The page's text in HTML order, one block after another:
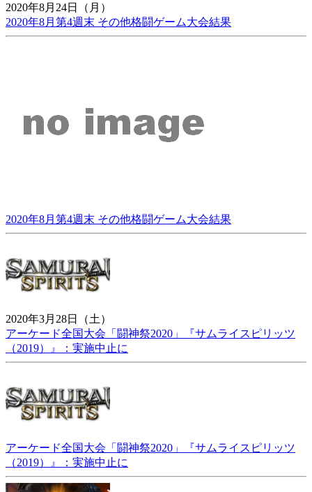
2020年8月24日（月）
2020年8月第4週末 その他格闘ゲーム大会結果
2020年8月第4週末 その他格闘ゲーム大会結果
2020年3月28日（土）
アーケード全国大会「闘神祭2020」『サムライスピリッツ
（2019）』：実施中止に
アーケード全国大会「闘神祭2020」『サムライスピリッツ
（2019）』：実施中止に